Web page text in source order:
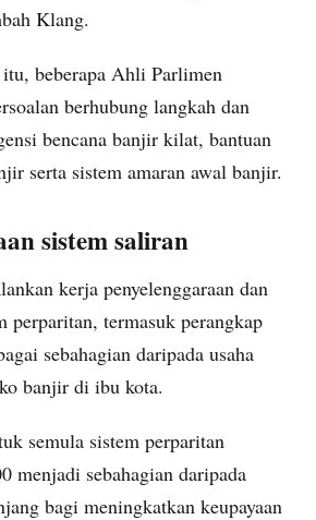
Klang.
beberapa Ahli Parlimen
berhubung langkah dan
bencana banjir kilat, bantuan
serta sistem amaran awal banjir.
sistem saliran
kerja penyelenggaraan dan
perparitan, termasuk perangkap
sebahagian daripada usaha
banjir di ibu kota.
semula sistem perparitan
menjadi sebahagian daripada
bagi meningkatkan keupayaan